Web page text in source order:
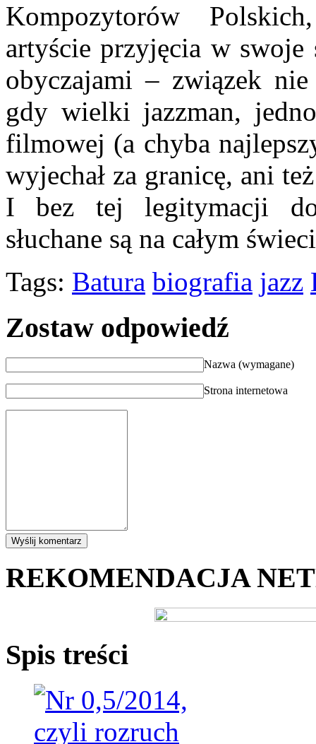
Kompozytorów
artyście przyjęcia w swoje
obyczajami – związek
gdy wielki jazzman,
filmowej (a chyba
wyjechał za granicę, ani
I bez tej legitymacji
słuchane są na całym
Tags: Batura biografia jazz
Zostaw odpowiedź
Nazwa (wymagane)
Strona internetowa
REKOMENDACJA
Spis treści